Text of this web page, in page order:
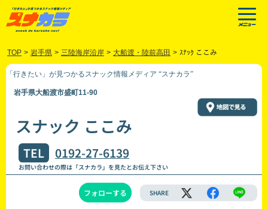
TOP > 岩手県 > 三陸海岸沿岸 > 大船渡・陸前高田 > ｽﾅｯｸ ここみ
「行きたい」が見つかるスナック情報メディア “スナカラ”
岩手県大船渡市盛町11-90
スナック ここみ
TEL 0192-27-6139
お問い合わせの際は「スナカラ」を見たとお伝え下さい
フォローする SHARE